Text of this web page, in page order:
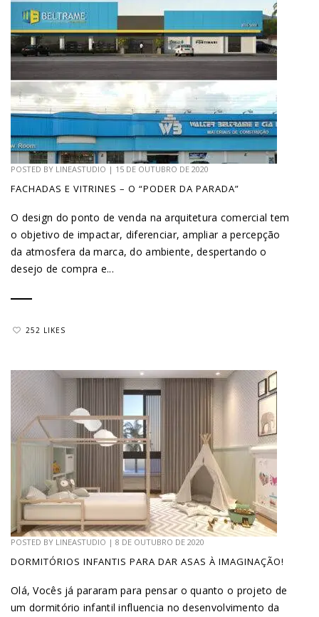
POSTED BY LINEASTUDIO | 15 DE OUTUBRO DE 2020
FACHADAS E VITRINES – O “PODER DA PARADA”
O design do ponto de venda na arquitetura comercial tem
o objetivo de impactar, diferenciar, ampliar a percepção
da atmosfera da marca, do ambiente, despertando o
desejo de compra e...
252 LIKES
POSTED BY LINEASTUDIO | 8 DE OUTUBRO DE 2020
DORMITÓRIOS INFANTIS PARA DAR ASAS À IMAGINAÇÃO!
Olá, Vocês já pararam para pensar o quanto o projeto de
um dormitório infantil influencia no desenvolvimento da